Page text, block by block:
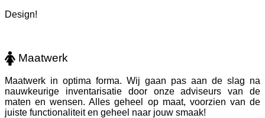
Design!
Maatwerk
Maatwerk in optima forma. Wij gaan pas aan de slag na
nauwkeurige inventarisatie door onze adviseurs van de
maten en wensen. Alles geheel op maat, voorzien van de
juiste functionaliteit en geheel naar jouw smaak!